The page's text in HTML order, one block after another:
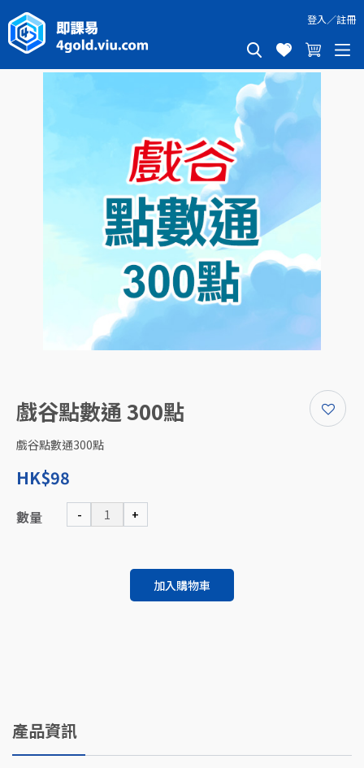
登入／註冊
戲谷點數通 300點
戲谷點數通300點
HK$98
數量 - +
加入購物車
產品資訊